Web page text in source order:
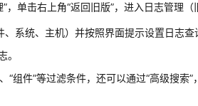
单击右上角“返回旧版”，进入日志管理（
系统、主机）并按照界面提示设置日志查
。
“组件”等过滤条件，还可以通过“高级搜索”